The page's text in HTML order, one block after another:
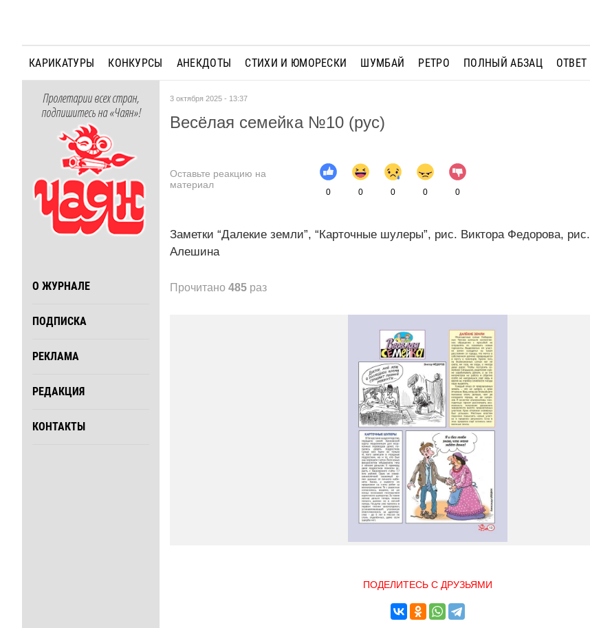
КАРИКАТУРЫ КОНКУРСЫ АНЕКДОТЫ СТИХИ И ЮМОРЕСКИ ШУМБАЙ РЕТРО ПОЛНЫЙ АБЗАЦ
Пролетарии всех стран,
подпишитесь на «Чаян»!
О ЖУРНАЛЕ
ПОДПИСКА
РЕКЛАМА
РЕДАКЦИЯ
КОНТАКТЫ
3 октября 2025 - 13:37
Весёлая семейка №10 (рус)
Оставьте реакцию на
материал
0 0 0 0 0
Заметки “Далекие земли”, “Карточные шулеры”, рис. Виктора Федорова,
Алешина
Прочитано 485 раз
ПОДЕЛИТЕСЬ С ДРУЗЬЯМИ